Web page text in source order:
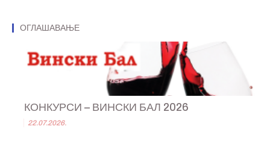
ОГЛАШАВАЊЕ
КОНКУРСИ – ВИНСКИ БАЛ 2026
22.07.2026.